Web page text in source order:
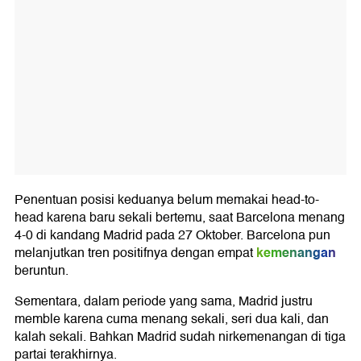
Penentuan posisi keduanya belum memakai head-to-
head karena baru sekali bertemu, saat Barcelona menang
4-0 di kandang Madrid pada 27 Oktober. Barcelona pun
melanjutkan tren positifnya dengan empatkemenangan
beruntun.
Sementara, dalam periode yang sama, Madrid justru
memble karena cuma menang sekali, seri dua kali, dan
kalah sekali. Bahkan Madrid sudah nirkemenangan di tiga
partai terakhirnya.